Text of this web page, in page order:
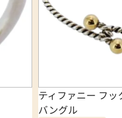
ティファニー フ
バングル